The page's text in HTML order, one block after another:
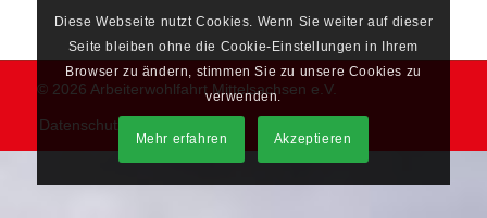
© 2026 Arbeiterwohlfahrt Mittelsachsen e.V.
Datenschutz
Diese Webseite nutzt Cookies. Wenn Sie weiter auf dieser
Seite bleiben ohne die Cookie-Einstellungen in Ihrem
Browser zu ändern, stimmen Sie zu unsere Cookies zu
verwenden.
Mehr erfahren Akzeptieren